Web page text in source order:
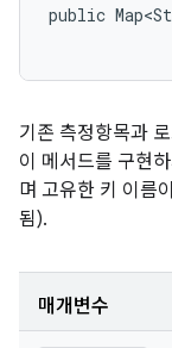
public
기존 측정항목과
이 메서드를 구현
며 고유한 키 이름
됨).
매개변수